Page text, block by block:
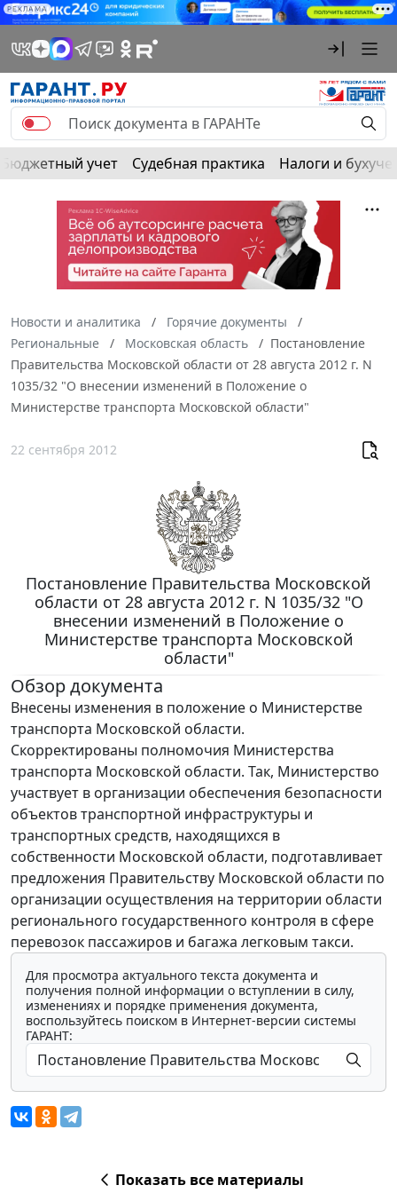
РЕКЛАМА
Бюджетный учет Судебная практика Налоги и
Новости и аналитика
Горячие документы
Региональные
Московская область
Постановление
Правительства Московской области от 28 августа 2012 г. N
1035/32 "О внесении изменений в Положение о
Министерстве транспорта Московской области"
22 сентября 2012
Постановление Правительства Московской
области от 28 августа 2012 г. N 1035/32 "О
внесении изменений в Положение о
Министерстве транспорта Московской
области"
Обзор документа
Внесены изменения в положение о Министерстве
транспорта Московской области.
Скорректированы полномочия Министерства
транспорта Московской области. Так, Министерство
участвует в организации обеспечения безопасности
объектов транспортной инфраструктуры и
транспортных средств, находящихся в
собственности Московской области, подготавливает
предложения Правительству Московской области по
организации осуществления на территории области
регионального государственного контроля в сфере
перевозок пассажиров и багажа легковым такси.
Для просмотра актуального текста документа и
получения полной информации о вступлении в силу,
изменениях и порядке применения документа,
воспользуйтесь поиском в Интернет-версии системы
ГАРАНТ:
Показать все материалы